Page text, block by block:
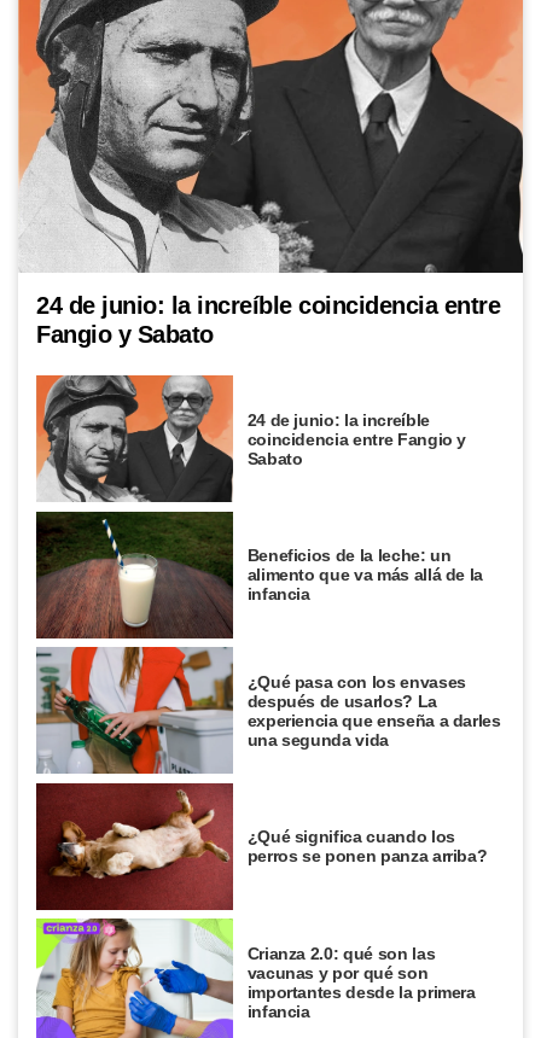
24 de junio: la increíble coincidencia entre
Fangio y Sabato
24 de junio: la increíble
coincidencia entre Fangio y
Sabato
Beneficios de la leche: un
alimento que va más allá de la
infancia
¿Qué pasa con los envases
después de usarlos? La
experiencia que enseña a darles
una segunda vida
¿Qué significa cuando los
perros se ponen panza arriba?
Crianza 2.0: qué son las
vacunas y por qué son
importantes desde la primera
infancia